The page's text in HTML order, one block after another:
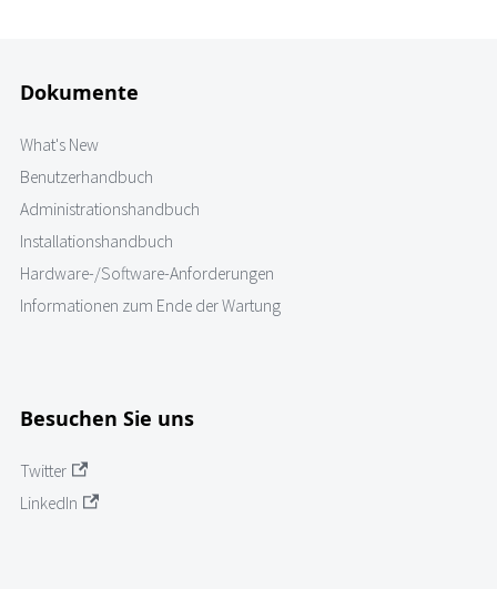
Dokumente
What's New
Benutzerhandbuch
Administrationshandbuch
Installationshandbuch
Hardware-/Software-Anforderungen
Informationen zum Ende der Wartung
Besuchen Sie uns
Twitter
LinkedIn